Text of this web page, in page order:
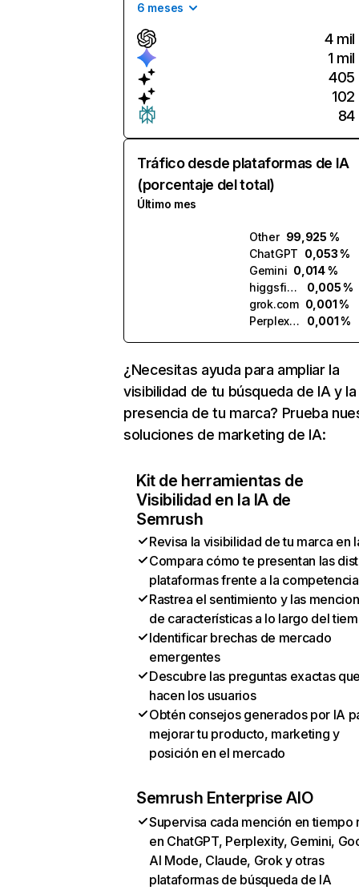
6 meses
4 mil
1 mil
405
102
84
Tráfico desde plataformas de IA
(porcentaje del total)
Último mes
Other 99,925 %
ChatGPT 0,053 %
Gemini 0,014 %
higgsfield.ai
0,005 %
grok.com 0,001 %
Perplexity
0,001 %
¿Necesitas ayuda para ampliar la
visibilidad de tu búsqueda de IA y la
presencia de tu marca? Prueba
soluciones de marketing de IA:
Kit de herramientas de
Visibilidad en la IA de
Semrush
Revisa la visibilidad de tu marca en
Compara cómo te presentan las
plataformas frente a la competencia
Rastrea el sentimiento y las
de características a lo largo del
Identificar brechas de mercado
emergentes
Descubre las preguntas exactas
hacen los usuarios
Obtén consejos generados por IA
mejorar tu producto, marketing y
posición en el mercado
Semrush Enterprise AIO
Supervisa cada mención en tiempo
en ChatGPT, Perplexity, Gemini,
AI Mode, Claude, Grok y otras
plataformas de búsqueda de IA